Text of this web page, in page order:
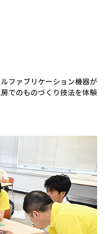
ファブリケーション機器が
でのものづくり技法を体験